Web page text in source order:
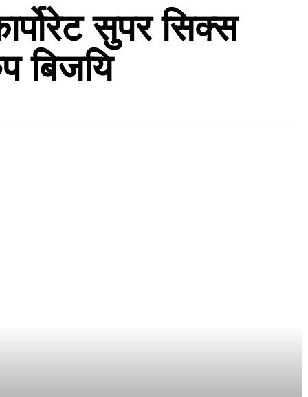
सुपर सिक्स
बिजयि